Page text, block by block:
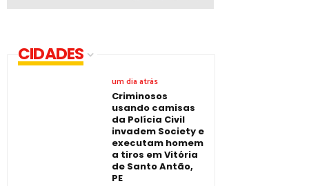
CIDADES
um dia atrás
Criminosos
usando camisas
da Polícia Civil
invadem Society e
executam homem
a tiros em Vitória
de Santo Antão,
PE